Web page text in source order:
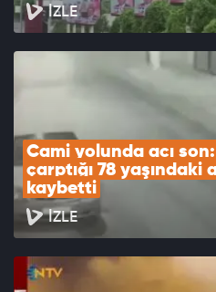
İZLE
Cami yolunda acı
çarptığı 78 yaşındaki
kaybetti
İZLE